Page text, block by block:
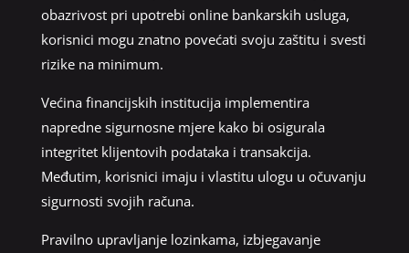
obazrivost pri upotrebi online bankarskih usluga,
korisnici mogu znatno povećati svoju zaštitu i svesti
rizike na minimum.
Većina financijskih institucija implementira
napredne sigurnosne mjere kako bi osigurala
integritet klijentovih podataka i transakcija.
Međutim, korisnici imaju i vlastitu ulogu u očuvanju
sigurnosti svojih računa.
Pravilno upravljanje lozinkama, izbjegavanje